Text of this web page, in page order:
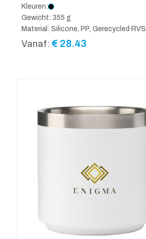
Kleuren:
Gewicht: 355 g
Material: Silicone, PP, Gerecycled RVS
Vanaf: € 28.43